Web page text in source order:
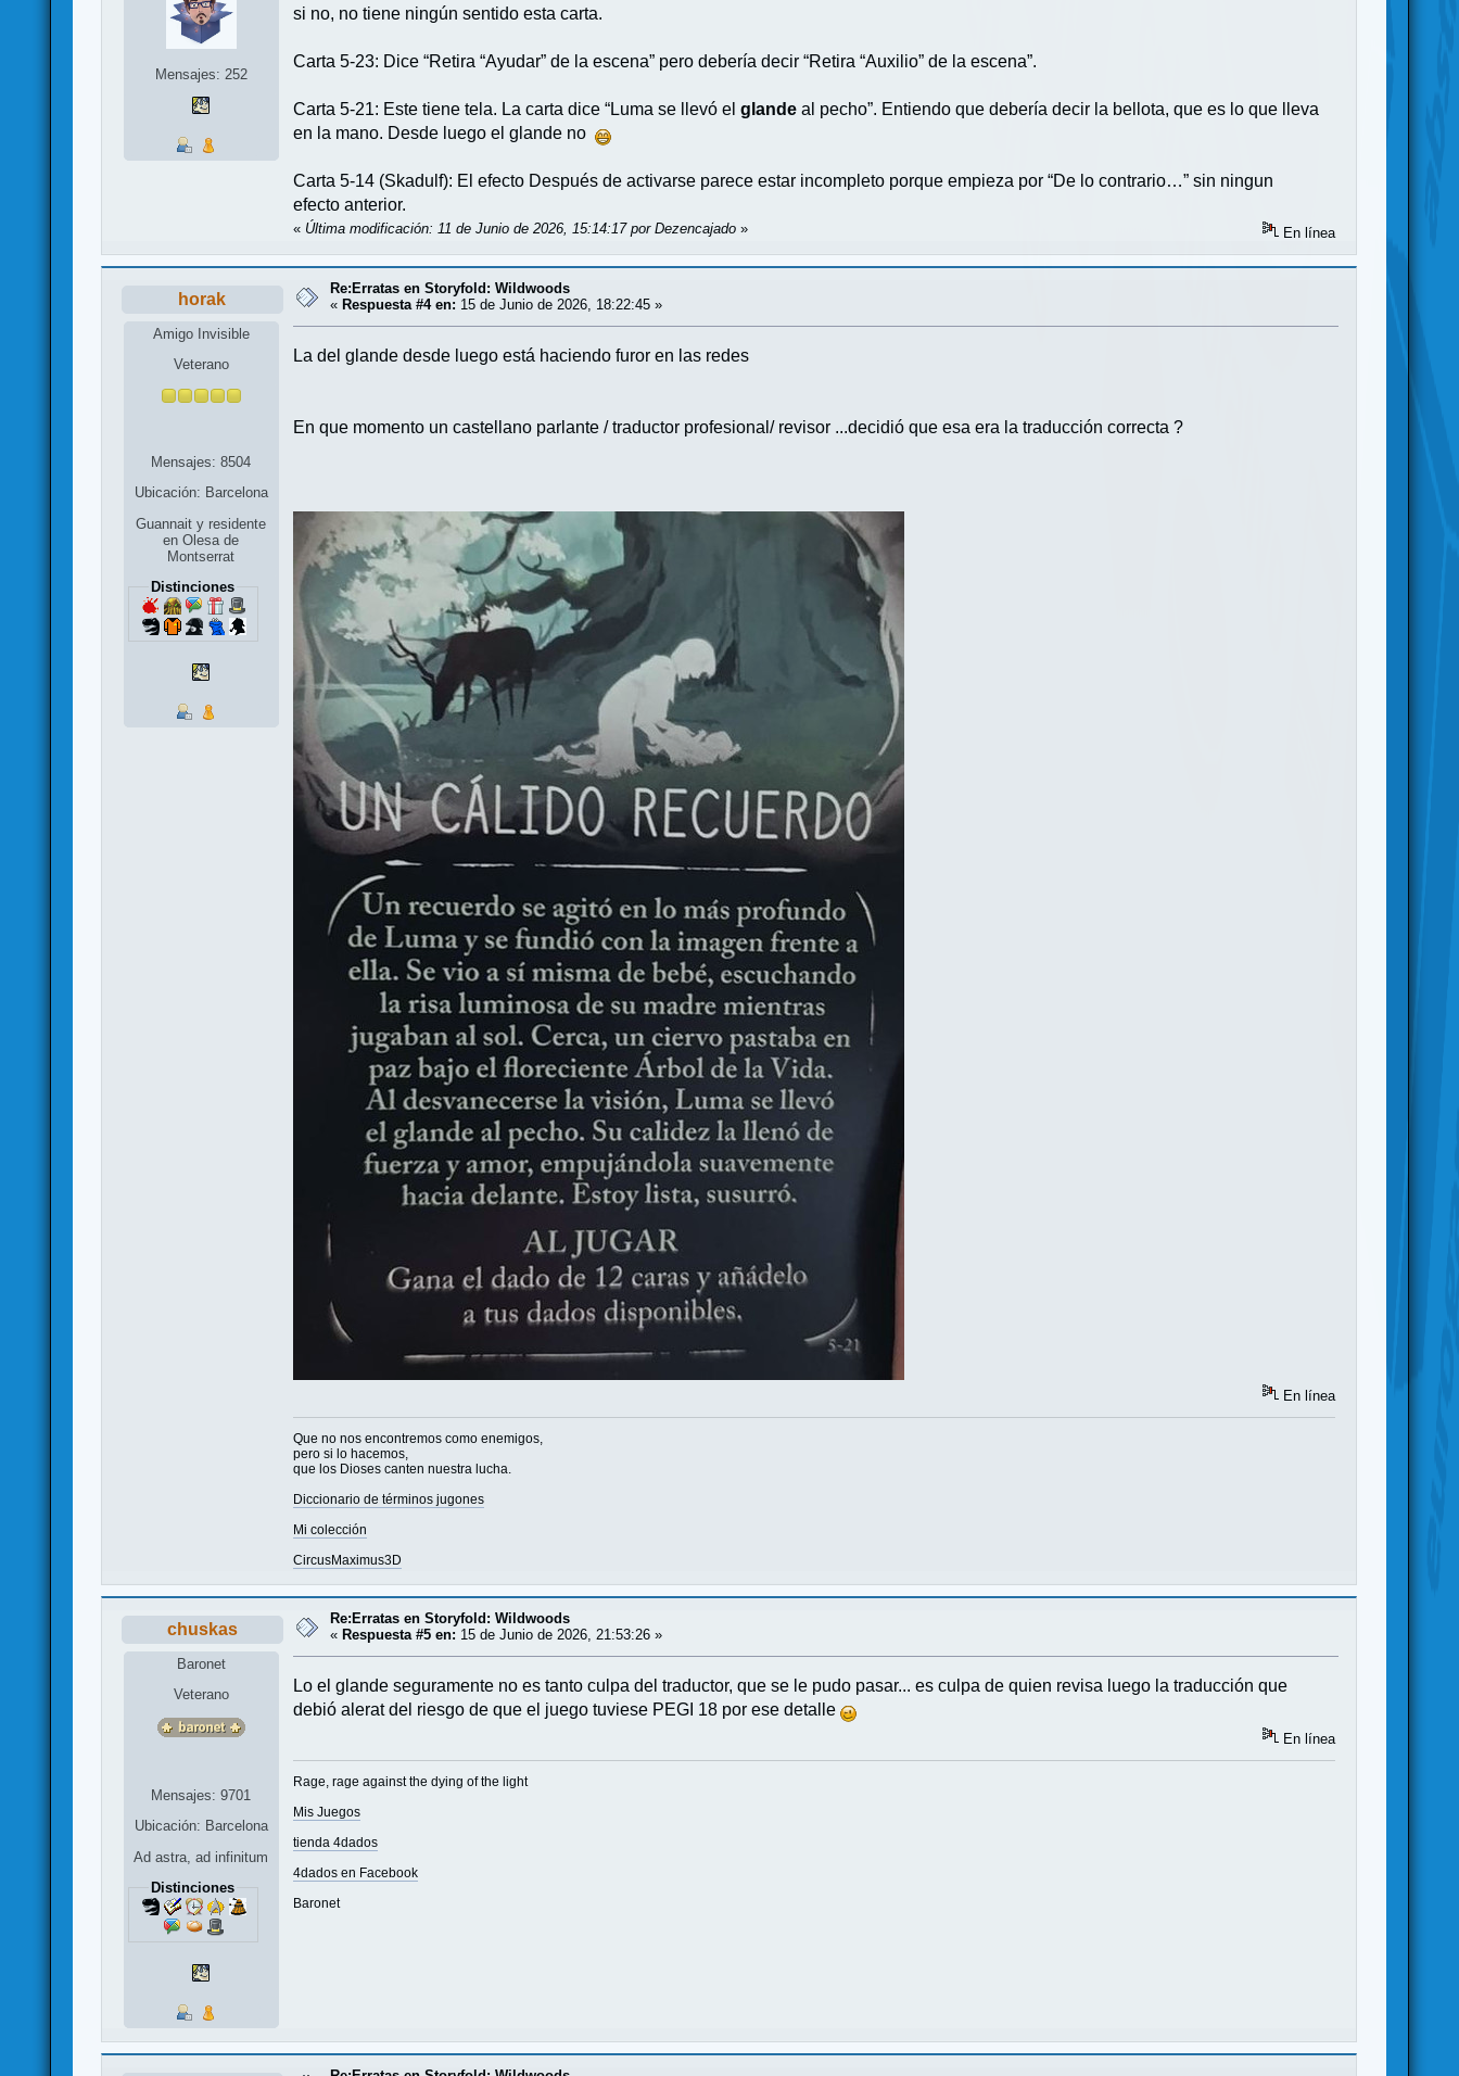
Mensajes: 252
si no, no tiene ningún sentido esta carta.
Carta 5-23: Dice “Retira “Ayudar” de la escena” pero debería decir “Retira “Auxilio” de la escena”.
Carta 5-21: Este tiene tela. La carta dice “Luma se llevó elglande al pecho”. Entiendo que debería decir la bellota, que es lo que lleva
en la mano. Desde luego el glande no
Carta 5-14 (Skadulf): El efecto Después de activarse parece estar incompleto porque empieza por “De lo contrario…” sin ningun
efecto anterior.
« Última modificación: 11 de Junio de 2026, 15:14:17 por Dezencajado » En línea
horak
Amigo Invisible
Veterano
Mensajes: 8504
Ubicación: Barcelona
Guannait y residente
en Olesa de
Montserrat
Distinciones
Re:Erratas en Storyfold: Wildwoods
« Respuesta #4 en: 15 de Junio de 2026, 18:22:45 »
La del glande desde luego está haciendo furor en las redes
En que momento un castellano parlante / traductor profesional/ revisor ...decidió que esa era la traducción correcta ?
En línea
Que no nos encontremos como enemigos,
pero si lo hacemos,
que los Dioses canten nuestra lucha.
Diccionario de términos jugones
Mi colección
CircusMaximus3D
chuskas
Baronet
Veterano
Mensajes: 9701
Ubicación: Barcelona
Ad astra, ad infinitum
Distinciones
Re:Erratas en Storyfold: Wildwoods
« Respuesta #5 en: 15 de Junio de 2026, 21:53:26 »
Lo el glande seguramente no es tanto culpa del traductor, que se le pudo pasar... es culpa de quien revisa luego la traducción que
debió alerat del riesgo de que el juego tuviese PEGI 18 por ese detalle
En línea
Rage, rage against the dying of the light
Mis Juegos
tienda 4dados
4dados en Facebook
Baronet